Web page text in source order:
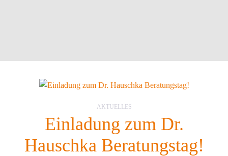
AKTUELLES
Einladung zum Dr.
Hauschka Beratungstag!